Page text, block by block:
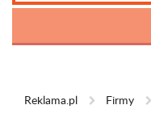
Reklama.pl Firmy